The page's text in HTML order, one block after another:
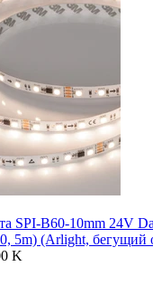
SPI-B60-10mm 24V
5m) (Arlight, бегущий
K